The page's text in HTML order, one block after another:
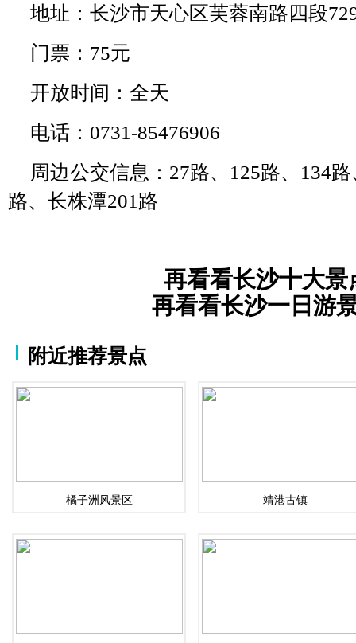
地址：长沙市天心区芙蓉南路四段
门票：75元
开放时间：全天
电话：0731-85476906
周边公交信息：27路、125路、134
路、长株潭201路
再看看长沙十大景
再看看长沙一日游
附近推荐景点
橘子洲风景区 靖港古镇